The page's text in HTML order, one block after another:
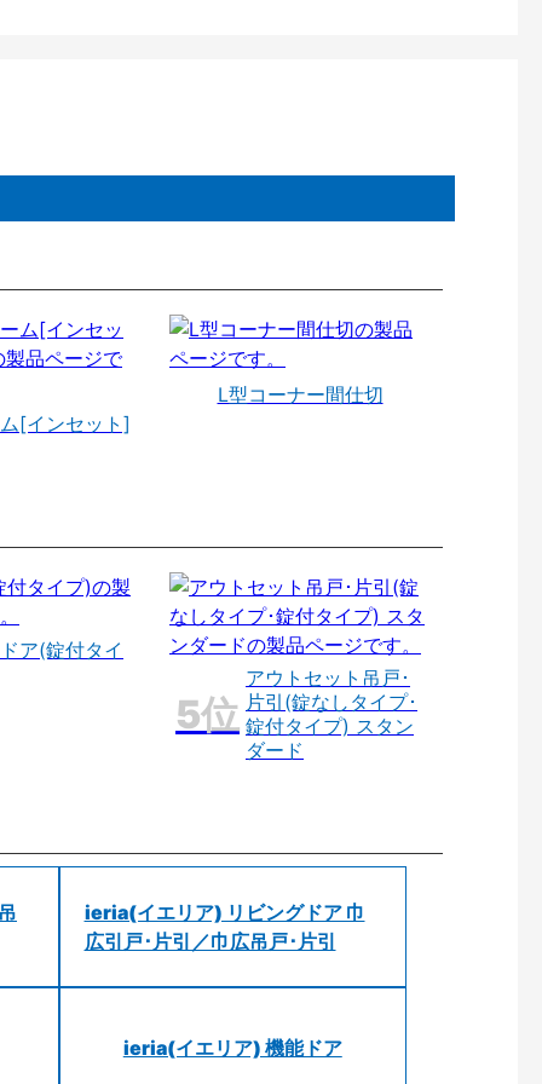
[インセット]
L型コーナー間仕切
ア(錠付タイ
アウトセット吊戸･
片引(錠なしタイプ･
錠付タイプ) スタン
ダード
ieria(イエリア) リビングドア 巾
広引戸･片引／巾広吊戸･片引
ieria(イエリア) 機能ドア